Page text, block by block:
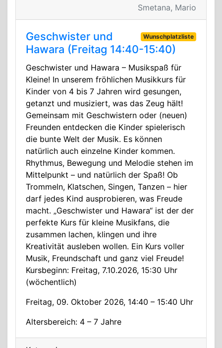
Smetana, Mario
Wunschplatzliste
Geschwister und
Hawara (Freitag 14:40-15:40)
Geschwister und Hawara – Musikspaß für
Kleine! In unserem fröhlichen Musikkurs für
Kinder von 4 bis 7 Jahren wird gesungen,
getanzt und musiziert, was das Zeug hält!
Gemeinsam mit Geschwistern oder (neuen)
Freunden entdecken die Kinder spielerisch
die bunte Welt der Musik. Es können
natürlich auch einzelne Kinder kommen.
Rhythmus, Bewegung und Melodie stehen im
Mittelpunkt – und natürlich der Spaß! Ob
Trommeln, Klatschen, Singen, Tanzen – hier
darf jedes Kind ausprobieren, was Freude
macht. „Geschwister und Hawara“ ist der der
perfekte Kurs für kleine Musikfans, die
zusammen lachen, klingen und ihre
Kreativität ausleben wollen. Ein Kurs voller
Musik, Freundschaft und ganz viel Freude!
Kursbeginn: Freitag, 7.10.2026, 15:30 Uhr
(wöchentlich)
Freitag, 09. Oktober 2026, 14:40 – 15:40 Uhr
Altersbereich: 4 – 7 Jahre